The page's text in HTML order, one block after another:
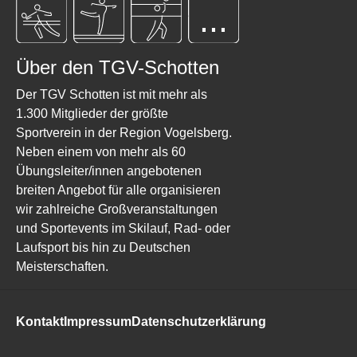
...
Über den TGV-Schotten
Der TGV Schotten ist mit mehr als
1.300 Mitglieder der größte
Sportverein in der Region Vogelsberg.
Neben einem von mehr als 60
Übungsleiter/innen angebotenen
breiten Angebot für alle organisieren
wir zahlreiche Großveranstaltungen
und Sportevents im Skilauf, Rad- oder
Laufsport bis hin zu Deutschen
Meisterschaften.
Kontakt ImpressumDatenschutzerklärung